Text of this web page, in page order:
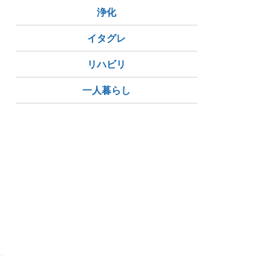
浄化
イタグレ
リハビリ
一人暮らし